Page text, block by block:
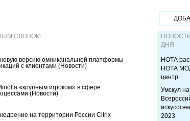
СЛОВОМ
версию омниканальной платформы
с клиентами (Новости)
«крупным игроком» в сфере
(Новости)
на территории России Citrix
НОВОСТИ
ДНЯ
НОТА
НОТА
центр
Умскул
2023